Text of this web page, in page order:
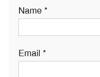
Name *
Email *